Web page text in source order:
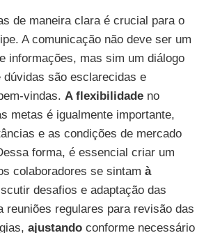
de maneira clara é crucial para o
A comunicação não deve ser um
informações, mas sim um diálogo
dúvidas são esclarecidas e
vindas. A flexibilidade no
metas é igualmente importante,
e as condições de mercado
forma, é essencial criar um
colaboradores se sintam à
desafios e adaptação das
reuniões regulares para revisão das
ajustando conforme necessário